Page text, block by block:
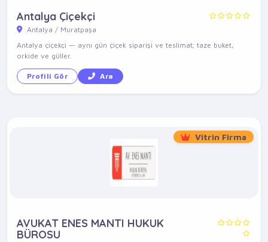
Antalya Çiçekçi
Antalya / Muratpaşa
Antalya çiçekçi — aynı gün çiçek siparişi ve teslimat; taze buket,
orkide ve güller.
Profili Gör Ara
Vitrin Firma
AVUKAT ENES MANTI HUKUK
BÜROSU